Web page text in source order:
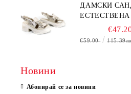
ДАМСКИ
МОДЕЛ NOVA.
€59.00
Новини
Абонирай се за новини